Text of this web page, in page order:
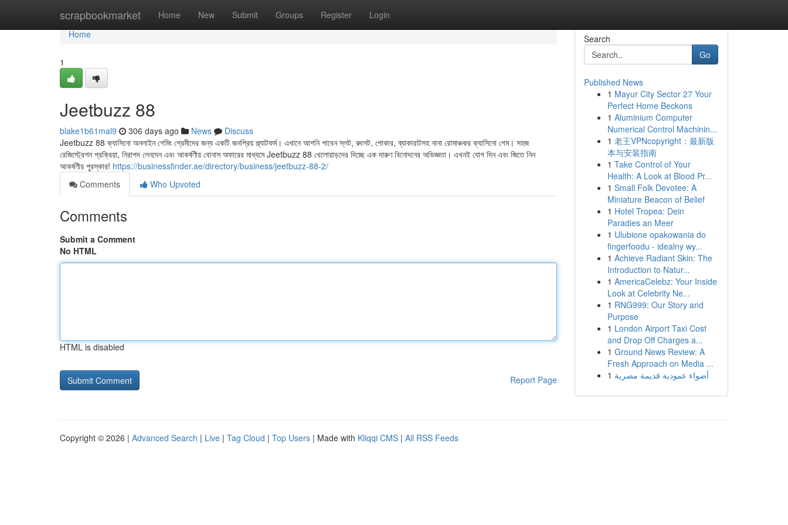
scrapbookmarket Home New Submit Groups Register Login
Home
Home
1
Jeetbuzz 88
blake1b61mal9 306 days ago News
Discuss
Jeetbuzz 88 ক্যাসিনো অনলাইন গেমিং প্রেমীদের জন্য একটি জনপ্রিয় প্ল্যাটফর্ম। এখানে আপনি পাবেন স্লট, রুলেট, পোকার, ব্যাকারাটসহ নানা রোমাঞ্চকর ক্যাসিনো গেম। সহজ
রেজিস্ট্রেশন প্রক্রিয়া, নিরাপদ লেনদেন এবং আকর্ষণীয় বোনাস অফারের মাধ্যমে Jeetbuzz 88 খেলোয়াড়দের দিচ্ছে এক দারুণ বিনোদনের অভিজ্ঞতা। এখনই যোগ দিন এবং জিতে নিন
আকর্ষণীয় পুরস্কার! https://businessfinder.ae/directory/business/jeetbuzz-88-2/
Comments
Who Upvoted
Comments
Submit a Comment
No HTML
HTML is disabled
Report Page
Search
Go
Published News
1 Mayur City Sector 27 Your
Perfect Home Beckons
1 Aluminium Computer
Numerical Control Machinin...
1 老王VPNcopyright：最新版
本与安装指南
1 Take Control of Your
Health: A Look at Blood Pr...
1 Small Folk Devotee: A
Miniature Beacon of Belief
1 Hotel Tropea: Dein
Paradies an Meer
1 Ulubione opakowania do
fingerfoodu - idealny wy...
1 Achieve Radiant Skin: The
Introduction to Natur...
1 AmericaCelebz: Your Inside
Look at Celebrity Ne...
1 RNG999: Our Story and
Purpose
1 London Airport Taxi Cost
and Drop Off Charges a...
1 Ground News Review: A
Fresh Approach on Media ...
1 أضواء عمودية قديمة مصرية
Copyright © 2026 | Advanced Search | Live | Tag Cloud | Top Users | Made with Kliqqi CMS | All RSS Feeds